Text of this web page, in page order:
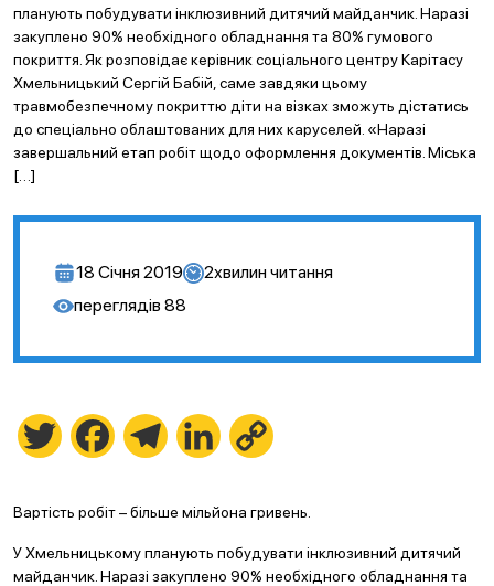
планують побудувати інклюзивний дитячий майданчик. Наразі
закуплено 90% необхідного обладнання та 80% гумового
покриття. Як розповідає керівник соціального центру Карітасу
Хмельницький Сергій Бабій, саме завдяки цьому
травмобезпечному покриттю діти на візках зможуть дістатись
до спеціально облаштованих для них каруселей. «Наразі
завершальний етап робіт щодо оформлення документів. Міська
[…]
18 Січня 2019 2хвилин читання
переглядів 88
Twitter FacebookTelegramLinkedIn
Вартість робіт – більше мільйона гривень.
У Хмельницькому планують побудувати інклюзивний дитячий
майданчик. Наразі закуплено 90% необхідного обладнання та